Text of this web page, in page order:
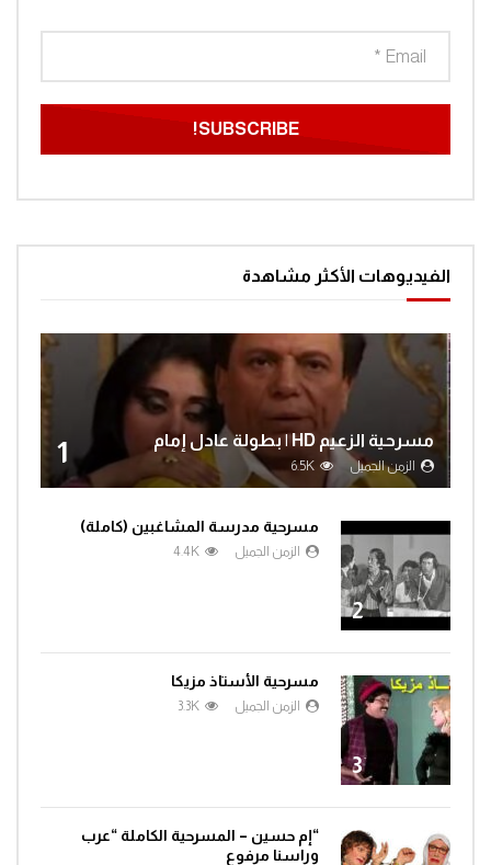
الفيديوهات الأكثر مشاهدة
1 مسرحية الزعيم HD | بطولة عادل إمام
الزمن الجميل 6.5K
2
مسرحية مدرسة المشاغبين (كاملة)
الزمن الجميل 4.4K
3
مسرحية الأستاذ مزيكا
الزمن الجميل 3.3K
“إم حسين – المسرحية الكاملة “عرب
وراسنا مرفوع